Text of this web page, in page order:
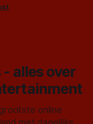
alles over
online